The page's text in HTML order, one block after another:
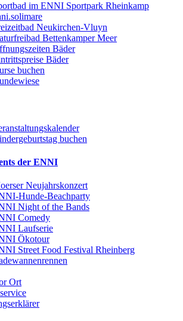
im ENNI Sportpark Rheinkamp
Neukirchen-Vluyn
Bettenkamper Meer
Bäder
Bäder
buchen
buchen
der ENNI
Neujahrskonzert
Hunde-Beachparty
Night of the Bands
Comedy
Laufserie
Ökotour
Street Food Festival Rheinberg
Ort